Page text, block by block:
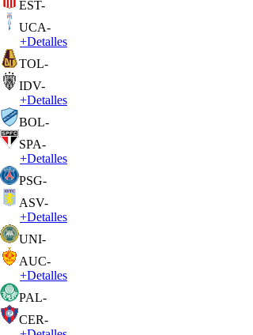
EST-
UCA-
+Detalles
TOL-
IDV-
+Detalles
BOL-
SPA-
+Detalles
PSG-
ASV-
+Detalles
UNI-
AUC-
+Detalles
PAL-
CER-